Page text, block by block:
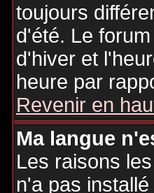
toujours
d'été. Le
d'hiver et
heure par
Revenir en
Ma langue
Les raisons
n'a pas